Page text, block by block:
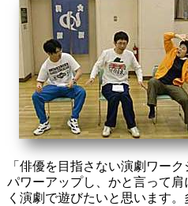
「俳優を目指さない演劇ワー
パワーアップし、かと言って
く演劇で遊びたいと思います